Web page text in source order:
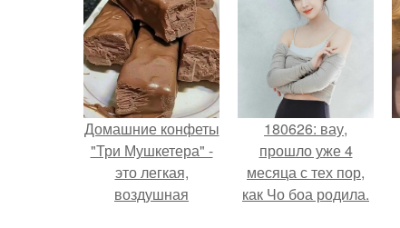
Домашние конфеты
"Три Мушкетера" -
это легкая,
воздушная
180626: вау,
прошло уже 4
месяца с тех пор,
как Чо боа родила.